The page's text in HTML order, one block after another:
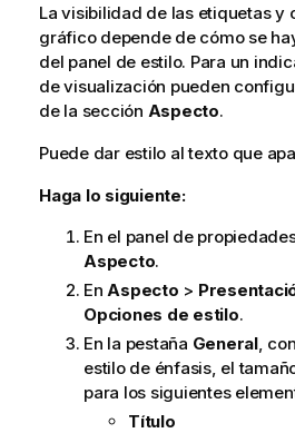
La visibilidad de las etiquetas y
gráfico depende de cómo se
del panel de estilo. Para un
de visualización pueden
de la sección Aspecto.
Puede dar estilo al texto que
Haga lo siguiente:
En el panel de
Aspecto.
EnAspecto >
Opciones de estilo.
En la pestaña General,
estilo de énfasis, el
para los siguientes
Título